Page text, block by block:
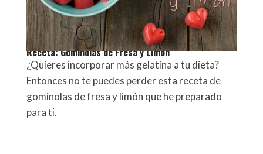
Receta: Gominolas de Fresa y Limón
¿Quieres incorporar más gelatina a tu dieta?
Entonces no te puedes perder esta receta de
gominolas de fresa y limón que he preparado
para ti.